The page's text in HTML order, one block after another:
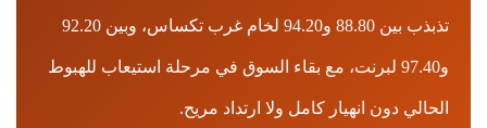
تذبذب بين 88.80 و94.20 لخام غرب تكساس، وبين 92.20
و97.40 لبرنت، مع بقاء السوق في مرحلة استيعاب للهبوط
الحالي دون انهيار كامل ولا ارتداد مريح.